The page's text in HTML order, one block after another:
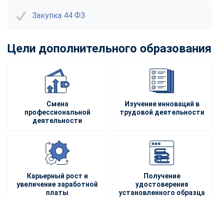
Закупка 44 ФЗ
Цели дополнительного образования
Смена
профессиональной
деятельности
Изучение инноваций в
трудовой деятельности
Карьерный рост и
увеличение заработной
платы
Получение
удостоверения
установленного образца